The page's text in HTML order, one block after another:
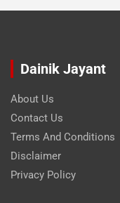
Dainik Jayant
About Us
Contact Us
Terms And Conditions
Disclaimer
Privacy Policy